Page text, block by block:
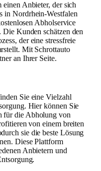
einen Anbieter, der sich
in Nordrhein-Westfalen
Abholservice
Die Kunden schätzen den
der eine stressfreie
Mit Schrottauto
an Ihrer Seite.
Sie eine Vielzahl
Hier können Sie
für die Abholung von
von einem breiten
sie die beste Lösung
Diese Plattform
Anbietern und